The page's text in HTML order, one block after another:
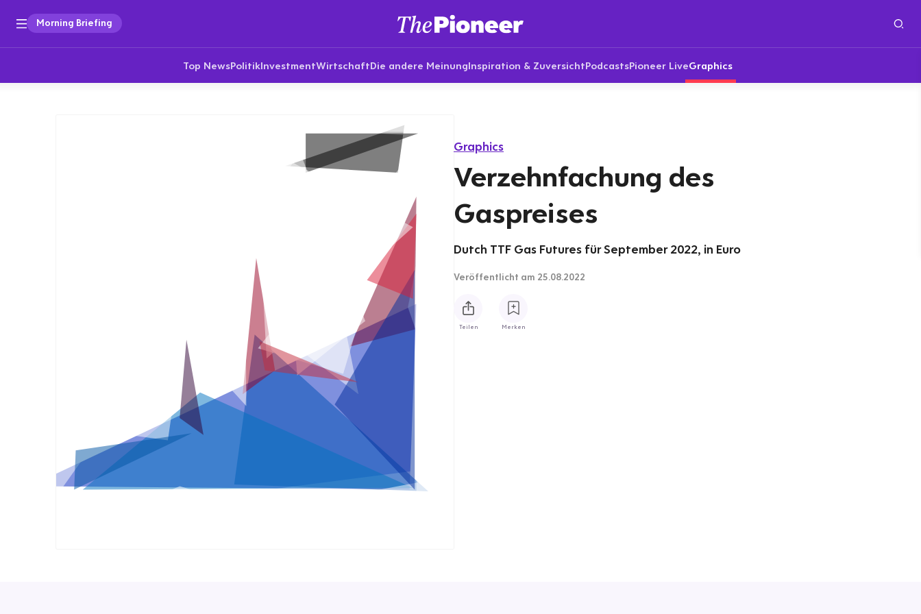
Morning Briefing
Top NewsPolitikInvestmentWirtschaftDie andere MeinungInspiration & ZuversichtPodcastsPioneer LiveGraphics
Graphics
Verzehnfachung des
Gaspreises
Dutch TTF Gas Futures für September 2022, in Euro
Veröffentlicht am 25.08.2022
Teilen Merken